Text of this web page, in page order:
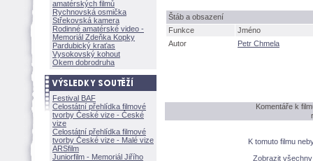
amatérských filmů
Rychnovská osmička
Střekovská kamera
Rodinné amatérské video -
Memoriál Zdeňka Kopky
Pardubický kraťas
Vysokovský kohout
Okem dobrodruha
Festival BAF
Celostátní přehlídka filmové
tvorby České vize - České
vize
Celostátní přehlídka filmové
tvorby České vize - Malé vize
ARSfilm
Juniorfilm - Memoriál Jiřího
táb a obsazení
Funkce
Jméno
Autor
Petr Chmela
Komentáře k
K tomuto filmu
Zobrazit